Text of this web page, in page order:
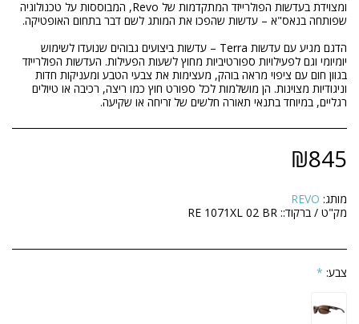
ומצוידת בעדשות הפולרייזד המתקדמות של Revo, המבוססות על טכנולוגיה
הדגם מגיע עם עדשות Terra – עדשות ביצועים גבוהים שנועדו לשימוש
יומיומי וגם לפעילויות ספורטיביות מחוץ לשעות הפעילות. העדשות הפולרייזד
בגוון חום עם ציפוי מראה בוהק, מעצימות את צבעי הטבע ומעניקות חדות
וניגודיות מצוינות. הן מושלמות לכל ספורט חוץ כמו ריצה, רכיבה או טיולים
רגליים, במיוחד בתנאי תאורה חלשים של זריחה או שקיעה.
₪845
מותג: REVO
מק"ט / ברקוד:: RE 1071XL 02 BR
צבע: *